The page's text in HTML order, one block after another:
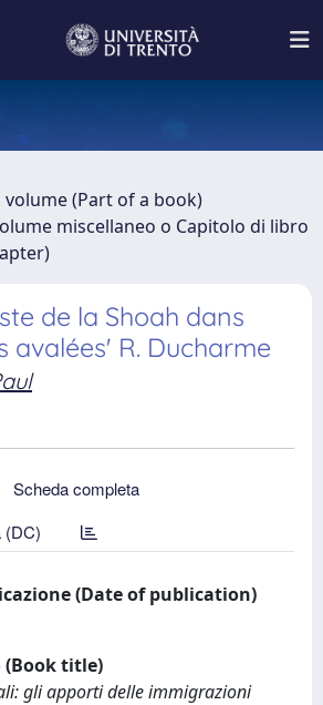
(Part of a book)
miscellaneo o Capitolo di libro
de la Shoah dans
avalées' R. Ducharme
Scheda completa
(DC)
(Date of publication)
title)
gli apporti delle immigrazioni